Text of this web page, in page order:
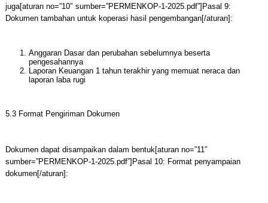
juga[aturan no=”10″ sumber=”PERMENKOP-1-2025.pdf”]Pasal 9:
Dokumen tambahan untuk koperasi hasil pengembangan[/aturan]:
Anggaran Dasar dan perubahan sebelumnya beserta
pengesahannya
Laporan Keuangan 1 tahun terakhir yang memuat neraca dan
laporan laba rugi
5.3 Format Pengiriman Dokumen
Dokumen dapat disampaikan dalam bentuk[aturan no=”11″
sumber=”PERMENKOP-1-2025.pdf”]Pasal 10: Format penyampaian
dokumen[/aturan]: